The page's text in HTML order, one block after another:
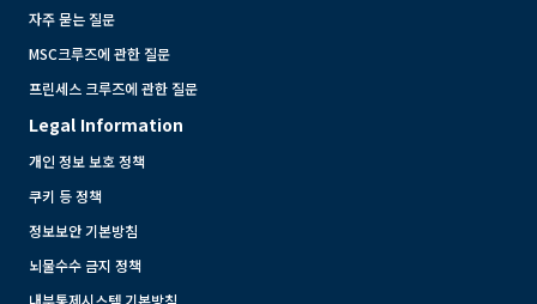
자주 묻는 질문
MSC크루즈에 관한 질문
프린세스 크루즈에 관한 질문
Legal Information
개인 정보 보호 정책
쿠키 등 정책
정보보안 기본방침
뇌물수수 금지 정책
내부통제시스템 기본방침